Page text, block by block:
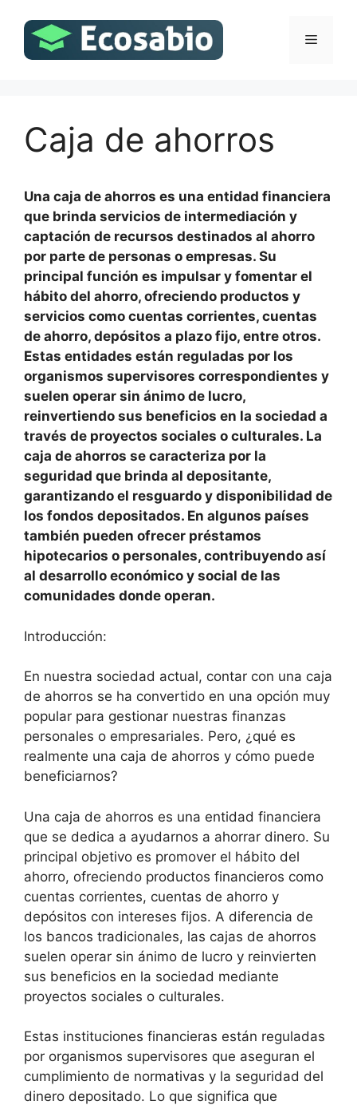
contenido
Menú
Caja de ahorros
Una caja de ahorros es una entidad financiera
que brinda servicios de intermediación y
captación de recursos destinados al ahorro
por parte de personas o empresas. Su
principal función es impulsar y fomentar el
hábito del ahorro, ofreciendo productos y
servicios como cuentas corrientes, cuentas
de ahorro, depósitos a plazo fijo, entre otros.
Estas entidades están reguladas por los
organismos supervisores correspondientes y
suelen operar sin ánimo de lucro,
reinvertiendo sus beneficios en la sociedad a
través de proyectos sociales o culturales. La
caja de ahorros se caracteriza por la
seguridad que brinda al depositante,
garantizando el resguardo y disponibilidad de
los fondos depositados. En algunos países
también pueden ofrecer préstamos
hipotecarios o personales, contribuyendo así
al desarrollo económico y social de las
comunidades donde operan.
Introducción:
En nuestra sociedad actual, contar con una caja
de ahorros se ha convertido en una opción muy
popular para gestionar nuestras finanzas
personales o empresariales. Pero, ¿qué es
realmente una caja de ahorros y cómo puede
beneficiarnos?
Una caja de ahorros es una entidad financiera
que se dedica a ayudarnos a ahorrar dinero. Su
principal objetivo es promover el hábito del
ahorro, ofreciendo productos financieros como
cuentas corrientes, cuentas de ahorro y
depósitos con intereses fijos. A diferencia de
los bancos tradicionales, las cajas de ahorros
suelen operar sin ánimo de lucro y reinvierten
sus beneficios en la sociedad mediante
proyectos sociales o culturales.
Estas instituciones financieras están reguladas
por organismos supervisores que aseguran el
cumplimiento de normativas y la seguridad del
dinero depositado. Lo que significa que